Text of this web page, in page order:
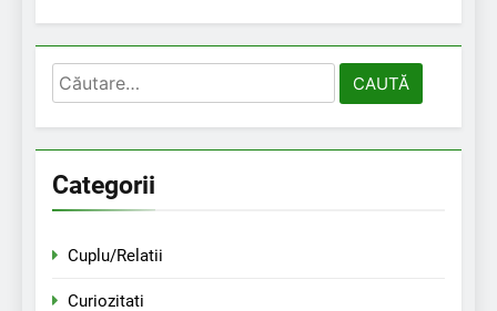
Caută
după:
Categorii
Cuplu/Relatii
Curiozitati